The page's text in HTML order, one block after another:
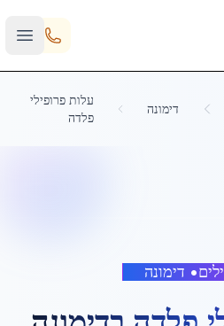
דימונה
עלות פרופילי
פלדה
• דימונה